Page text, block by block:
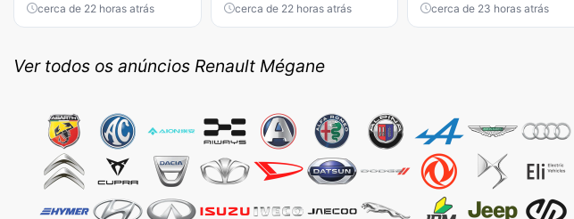
cerca de 22 horas atrás cerca de 22 horas atrás cerca de 23 horas atrás
Ver todos os anúncios Renault Mégane